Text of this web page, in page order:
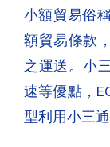
小額貿易俗
額貿易條款
之運送。小
速等優點，
型利用小三